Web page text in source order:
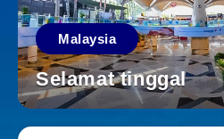
Malaysia
Selamat tinggal